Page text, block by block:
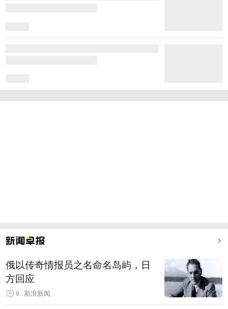
俄以传奇情报员之名命名岛屿，日
方回应
0 新浪新闻